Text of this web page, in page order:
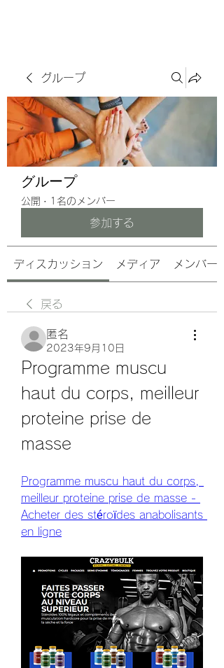
グループ
グループ
公開 · 1名のメンバー
参加する
ディスカッション メディア メンバー
戻る
匿名
2023年9月10日
Programme muscu
haut du corps, meilleur
proteine prise de
masse
Programme muscu haut du corps,
meilleur proteine prise de masse -
Acheter des stéroïdes anabolisants
en ligne